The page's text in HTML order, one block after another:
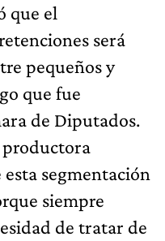
que el
será
pequeños y
que fue
de Diputados.
productora
segmentación
siempre
de tratar de